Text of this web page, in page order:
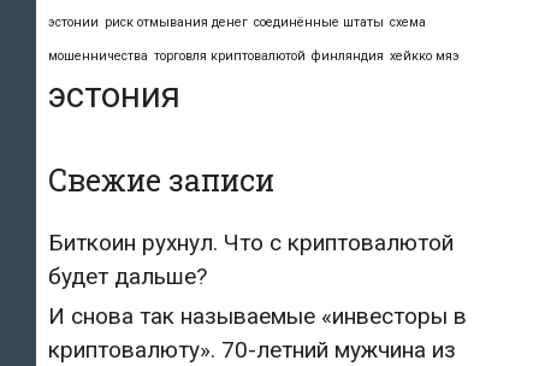
эстонии риск отмывания денег соединённые штаты схема
мошенничества торговля криптовалютой финляндия хейкко мяэ
эстония
Свежие записи
Биткоин рухнул. Что с криптовалютой
будет дальше?
И снова так называемые «инвесторы в
криптовалюту». 70-летний мужчина из